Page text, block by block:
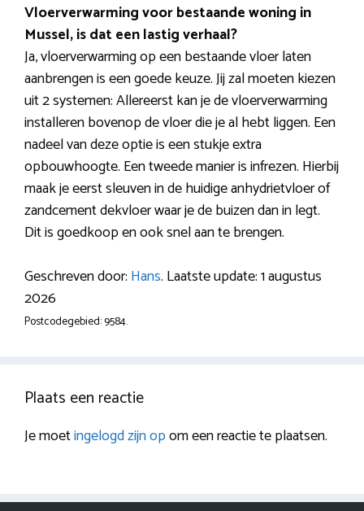
Vloerverwarming voor bestaande woning in
Mussel, is dat een lastig verhaal?
Ja, vloerverwarming op een bestaande vloer laten
aanbrengen is een goede keuze. Jij zal moeten kiezen
uit 2 systemen: Allereerst kan je de vloerverwarming
installeren bovenop de vloer die je al hebt liggen. Een
nadeel van deze optie is een stukje extra
opbouwhoogte. Een tweede manier is infrezen. Hierbij
maak je eerst sleuven in de huidige anhydrietvloer of
zandcement dekvloer waar je de buizen dan in legt.
Dit is goedkoop en ook snel aan te brengen.
Geschreven door: Hans. Laatste update: 1 augustus
2026
Postcodegebied: 9584.
Plaats een reactie
Je moetingelogd zijn opom een reactie te plaatsen.